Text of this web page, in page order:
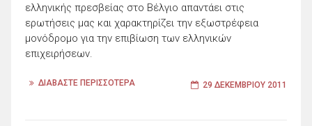
ελληνικής πρεσβείας στο Βέλγιο απαντάει στις
ερωτήσεις μας και χαρακτηρίζει την εξωστρέφεια
μονόδρομο για την επιβίωση των ελληνικών
επιχειρήσεων.
ΔΙΑΒΑΣΤΕ ΠΕΡΙΣΣΟΤΕΡΑ 29 ΔΕΚΕΜΒΡΊΟΥ 2011